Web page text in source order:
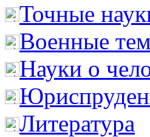
Точные
Военные
Науки о
Литература